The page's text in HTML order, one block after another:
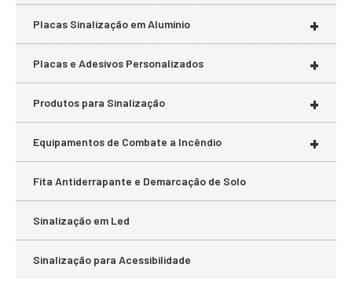
+
Placas Sinalização em Alumínio
+
Placas e Adesivos Personalizados
+
Produtos para Sinalização
+
Equipamentos de Combate a Incêndio
Fita Antiderrapante e Demarcação de Solo
Sinalização em Led
Sinalização para Acessibilidade